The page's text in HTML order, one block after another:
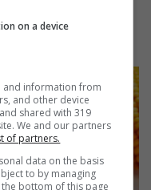
di medie
on a device
and information from
and other device
shared with 319
We and our partners
of partners.
data on the basis
to by managing
bottom of this page